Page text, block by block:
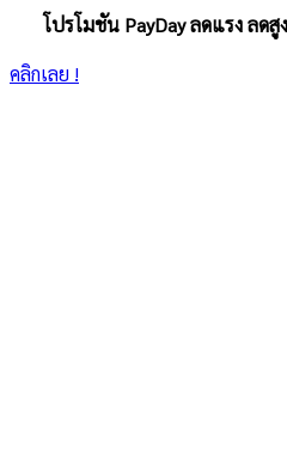
โปรโมชัน PayDay ลดแรง ลด
คลิกเลย !